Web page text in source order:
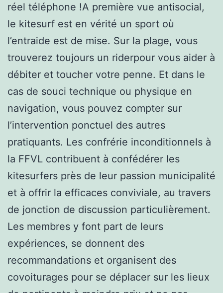
réel téléphone !A première vue antisocial,
le kitesurf est en vérité un sport où
l’entraide est de mise. Sur la plage, vous
trouverez toujours un riderpour vous aider à
débiter et toucher votre penne. Et dans le
cas de souci technique ou physique en
navigation, vous pouvez compter sur
l’intervention ponctuel des autres
pratiquants. Les confrérie inconditionnels à
la FFVL contribuent à confédérer les
kitesurfers près de leur passion municipalité
et à offrir la efficaces conviviale, au travers
de jonction de discussion particulièrement.
Les membres y font part de leurs
expériences, se donnent des
recommandations et organisent des
covoiturages pour se déplacer sur les lieux